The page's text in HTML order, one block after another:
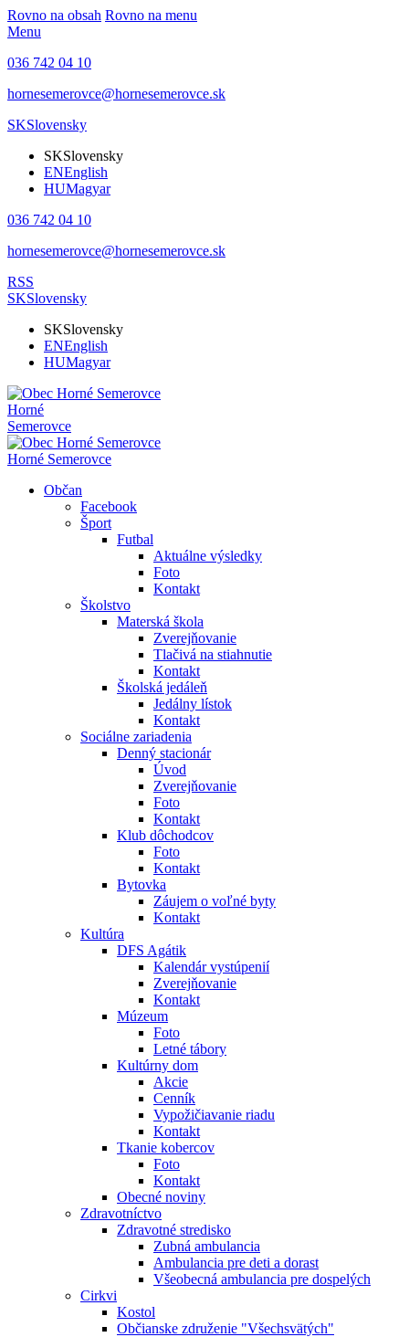
Rovno na obsah Rovno na menu
Menu
036 742 04 10
hornesemerovce@hornesemerovce.sk
SKSlovensky
SKSlovensky
ENEnglish
HUMagyar
036 742 04 10
hornesemerovce@hornesemerovce.sk
RSS
SKSlovensky
SKSlovensky
ENEnglish
HUMagyar
Horné
Semerovce
Horné Semerovce
Občan
Facebook
Šport
Futbal
Aktuálne výsledky
Foto
Kontakt
Školstvo
Materská škola
Zverejňovanie
Tlačivá na stiahnutie
Kontakt
Školská jedáleň
Jedálny lístok
Kontakt
Sociálne zariadenia
Denný stacionár
Úvod
Zverejňovanie
Foto
Kontakt
Klub dôchodcov
Foto
Kontakt
Bytovka
Záujem o voľné byty
Kontakt
Kultúra
DFS Agátik
Kalendár vystúpenií
Zverejňovanie
Kontakt
Múzeum
Foto
Letné tábory
Kultúrny dom
Akcie
Cenník
Vypožičiavanie riadu
Kontakt
Tkanie kobercov
Foto
Kontakt
Obecné noviny
Zdravotníctvo
Zdravotné stredisko
Zubná ambulancia
Ambulancia pre deti a dorast
Všeobecná ambulancia pre dospelých
Cirkvi
Kostol
Občianske združenie "Všechsvätých"